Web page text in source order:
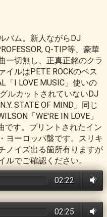
バム。新人ながらDJ
Q-TIP等、豪華
一切無し、正真正銘のクラ
イルはPETE ROCKのベス
「I LOVE MUSIC」使いの
グルカットされていないDJ
STATE OF MIND」同じ
「WE'RE IN LOVE」
です。プリントされたイン
ヨーロッパ盤です。スリキ
ノイズ出る箇所有りますが
でご確認ください。
02:22
02:25